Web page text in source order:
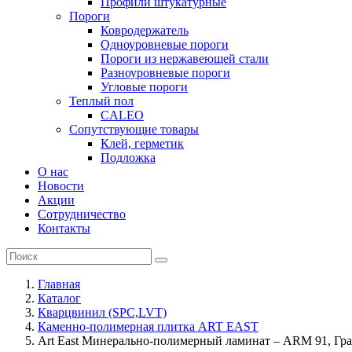
Пороги
Ковродержатель
Одноуровневые пороги
Пороги из нержавеющей стали
Разноуровневые пороги
Угловые пороги
Теплый пол
CALEO
Сопутствующие товары
Клей, герметик
Подложка
О нас
Новости
Акции
Сотрудничество
Контакты
Главная
Каталог
Кварцвинил (SPC,LVT)
Каменно-полимерная плитка ART EAST
Art East Минерально-полимерный ламинат – ARM 91,